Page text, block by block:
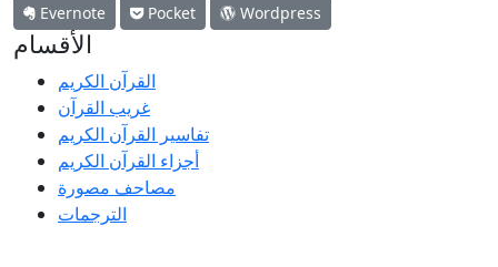
Evernote
Pocket Wordpress
الأقسام
القرآن الكريم
غريب القرآن
تفاسير القرآن الكريم
أجزاء القرآن الكريم
مصاحف مصورة
الترجمات